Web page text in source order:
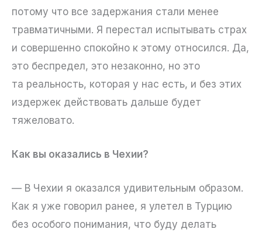
потому что все задержания стали менее
травматичными. Я перестал испытывать страх
и совершенно спокойно к этому относился. Да,
это беспредел, это незаконно, но это
та реальность, которая у нас есть, и без этих
издержек действовать дальше будет
тяжеловато.
Как вы оказались в Чехии?
— В Чехии я оказался удивительным образом.
Как я уже говорил ранее, я улетел в Турцию
без особого понимания, что буду делать